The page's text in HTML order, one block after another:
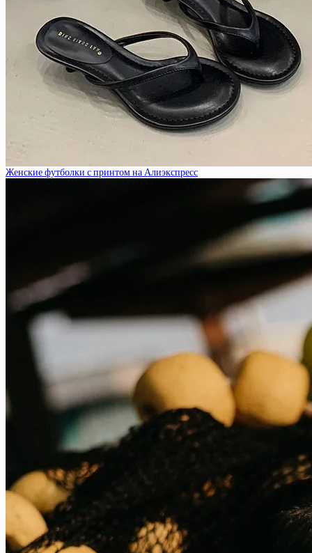
Женские футболки с принтом на Алиэкспресс